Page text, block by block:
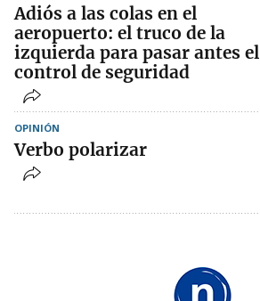
Adiós a las colas en el
aeropuerto: el truco de la
izquierda para pasar antes el
control de seguridad
OPINIÓN
Verbo polarizar